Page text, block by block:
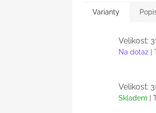
Varianty
Velikost:
Na dotaz |
Velikost:
Skladem |